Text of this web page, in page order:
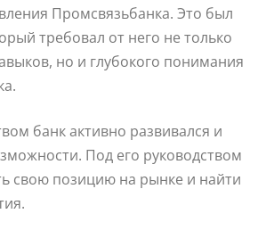
Промсвязьбанка. Это был
требовал от него не только
но и глубокого понимания
банк активно развивался и
Под его руководством
свою позицию на рынке и найти